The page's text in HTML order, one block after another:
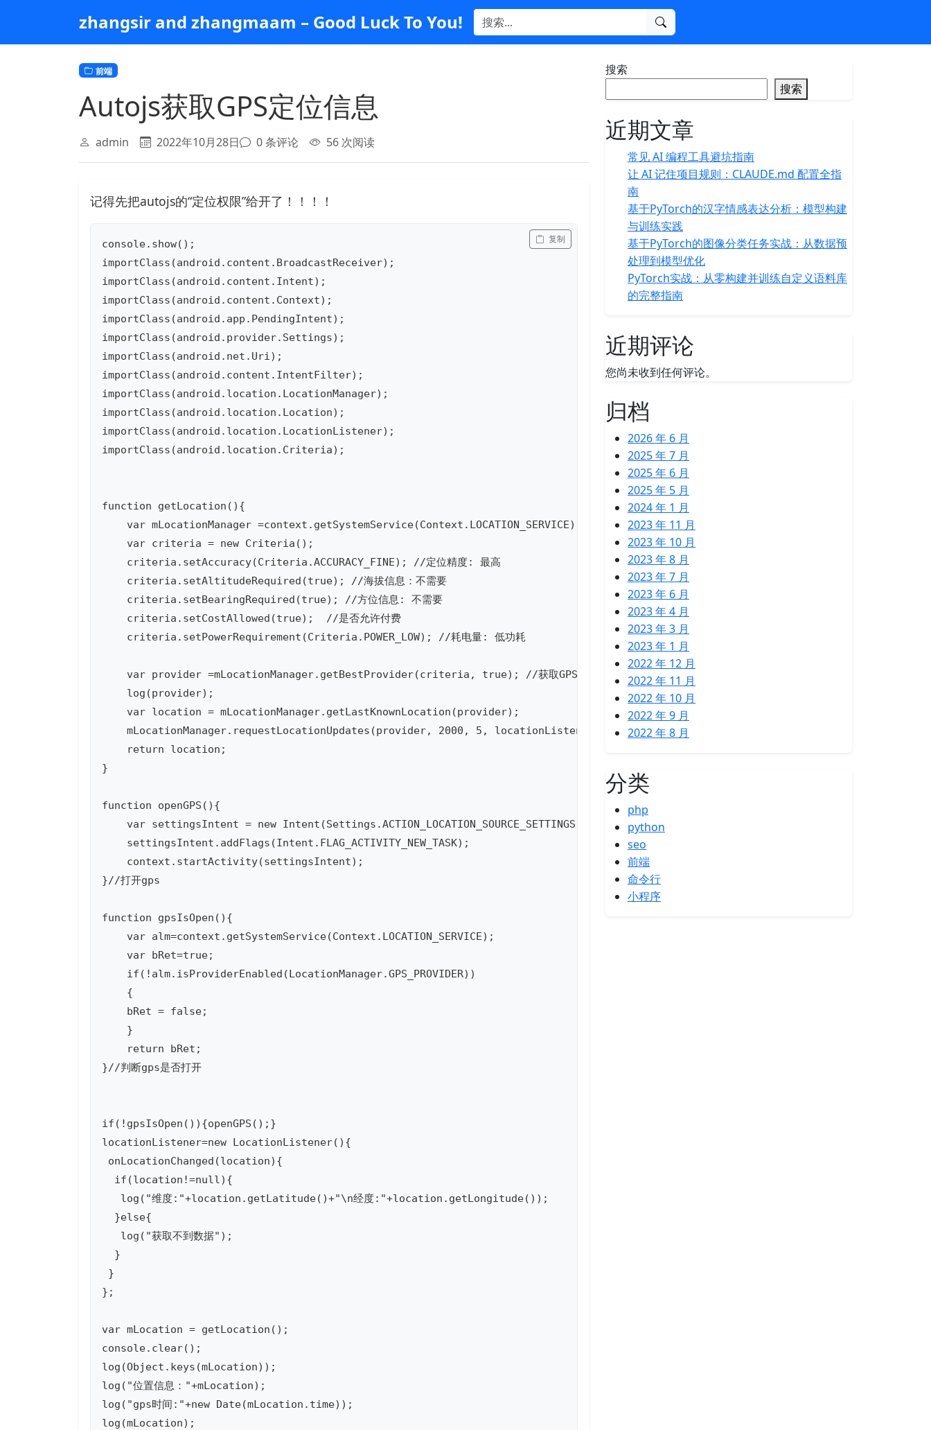
主
zhangsir and zhangmaam – Good Luck To You!
搜索
前端
Autojs获取GPS定位信息
admin 2022年10月28日 0 条评论 56 次阅读
记得先把autojs的“定位权限”给开了！！！！
console.show();
importClass(android.content.BroadcastReceiver);
importClass(android.content.Intent);
importClass(android.content.Context);
importClass(android.app.PendingIntent);
importClass(android.provider.Settings);
importClass(android.net.Uri);
importClass(android.content.IntentFilter);
importClass(android.location.LocationManager);
importClass(android.location.Location);
importClass(android.location.LocationListener);
importClass(android.location.Criteria);
function getLocation(){
var mLocationManager =context.getSystemService(Context.LOCATION_SERVICE);
var criteria = new Criteria();
criteria.setAccuracy(Criteria.ACCURACY_FINE); //定位精度: 最高
criteria.setAltitudeRequired(true); //海拔信息：不需要
criteria.setBearingRequired(true); //方位信息: 不需要
criteria.setCostAllowed(true);  //是否允许付费
criteria.setPowerRequirement(Criteria.POWER_LOW); //耗电量: 低功耗
var provider =mLocationManager.getBestProvider(criteria, true); //获取GPS信息
log(provider);
var location = mLocationManager.getLastKnownLocation(provider);
mLocationManager.requestLocationUpdates(provider, 2000, 5, locationListener);
return location;
}
function openGPS(){
var settingsIntent = new Intent(Settings.ACTION_LOCATION_SOURCE_SETTINGS);
settingsIntent.addFlags(Intent.FLAG_ACTIVITY_NEW_TASK);
context.startActivity(settingsIntent);
}//打开gps
function gpsIsOpen(){
var alm=context.getSystemService(Context.LOCATION_SERVICE);
var bRet=true;
if(!alm.isProviderEnabled(LocationManager.GPS_PROVIDER))
{
bRet = false;
}
return bRet;
}//判断gps是否打开
if(!gpsIsOpen()){openGPS();}
locationListener=new LocationListener(){
onLocationChanged(location){
if(location!=null){
log("维度:"+location.getLatitude()+"\n经度:"+location.getLongitude());
}else{
log("获取不到数据");
}
}
};
var mLocation = getLocation();
console.clear();
log(Object.keys(mLocation));
log("位置信息："+mLocation);
log("gps时间:"+new Date(mLocation.time));
log(mLocation);
复制
搜索
搜索
近期文章
常见 AI 编程工具避坑指南
让 AI 记住项目规则：CLAUDE.md 配置全指
南
基于PyTorch的汉字情感表达分析：模型构建
与训练实践
基于PyTorch的图像分类任务实战：从数据预
处理到模型优化
PyTorch实战：从零构建并训练自定义语料库
的完整指南
近期评论
您尚未收到任何评论。
归档
2026 年 6 月
2025 年 7 月
2025 年 6 月
2025 年 5 月
2024 年 1 月
2023 年 11 月
2023 年 10 月
2023 年 8 月
2023 年 7 月
2023 年 6 月
2023 年 4 月
2023 年 3 月
2023 年 1 月
2022 年 12 月
2022 年 11 月
2022 年 10 月
2022 年 9 月
2022 年 8 月
分类
php
python
seo
前端
命令行
小程序